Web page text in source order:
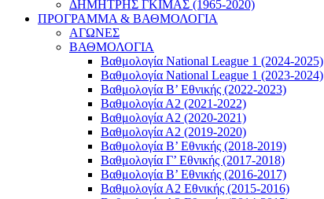
ΔΗΜΗΤΡΗΣ ΓΚΙΜΑΣ (1965-2020)
ΠΡΟΓΡΑΜΜΑ & ΒΑΘΜΟΛΟΓΙΑ
ΑΓΩΝΕΣ
ΒΑΘΜΟΛΟΓΙΑ
Βαθμολογία National League 1 (2024-2025)
Βαθμολογία National League 1 (2023-2024)
Βαθμολογία Β’ Εθνικής (2022-2023)
Βαθμολογία Α2 (2021-2022)
Βαθμολογία Α2 (2020-2021)
Βαθμολογία Α2 (2019-2020)
Βαθμολογία B’ Εθνικής (2018-2019)
Βαθμολογία Γ’ Εθνικής (2017-2018)
Βαθμολογία Β’ Εθνικής (2016-2017)
Βαθμολογία Α2 Εθνικής (2015-2016)